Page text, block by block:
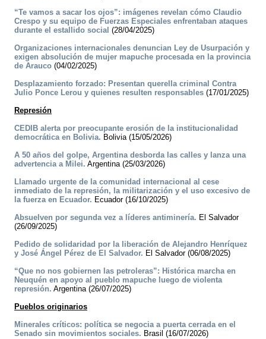
“Te vamos a sacar los ojos”: imágenes revelan cómo Claudio
Crespo y su equipo de Fuerzas Especiales enfrentaban ataques
durante el estallido social (28/04/2025)
Organizaciones internacionales denuncian Ley de Usurpación y
exigen absolución de mujer mapuche procesada en la provincia
de Arauco (04/02/2025)
Desplazamiento forzado: Presentan querella criminal Contra
Julio Ponce Lerou y quienes resulten responsables (17/01/2025)
Represión
CEDIB alerta por preocupante erosión de la institucionalidad
democrática en Bolivia. Bolivia (15/05/2026)
A 50 años del golpe, Argentina desborda las calles y lanza una
advertencia a Milei. Argentina (25/03/2026)
Llamado urgente de la comunidad internacional al cese
inmediato de la represión, la militarización y el uso excesivo de
la fuerza en Ecuador. Ecuador (16/10/2025)
Absuelven por segunda vez a líderes antiminería. El Salvador
(26/09/2025)
Pedido de solidaridad por la liberación de Alejandro Henríquez
y José Ángel Pérez de El Salvador. El Salvador (06/08/2025)
“Que no nos gobiernen las petroleras”: Histórica marcha en
Neuquén en apoyo al pueblo mapuche luego de violenta
represión. Argentina (26/07/2025)
Pueblos originarios
Minerales críticos: política se negocia a puerta cerrada en el
Senado sin movimientos sociales. Brasil (16/07/2026)